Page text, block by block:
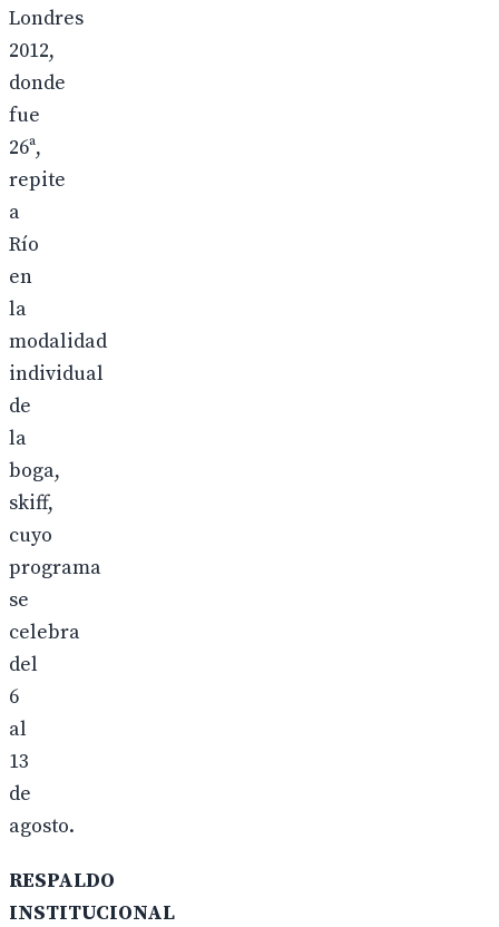
Londres
2012,
donde
fue
26ª,
repite
a
Río
en
la
modalidad
individual
de
la
boga,
skiff,
cuyo
programa
se
celebra
del
6
al
13
de
agosto.
RESPALDO
INSTITUCIONAL